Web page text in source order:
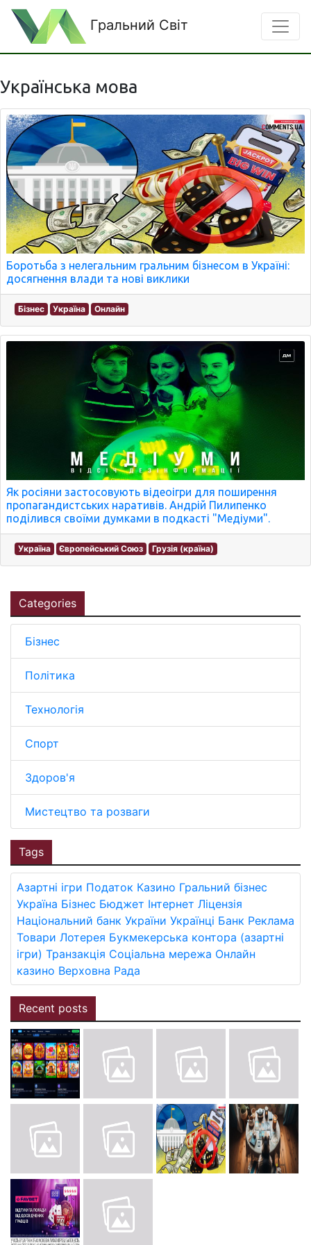
Гральний Світ
Українська мова
Боротьба з нелегальним гральним бізнесом в Україні:
досягнення влади та нові виклики
Бізнес Україна Онлайн
Як росіяни застосовують відеоігри для поширення
пропагандистських наративів. Андрій Пилипенко
поділився своїми думками в подкасті "Медіуми".
Україна Європейський Союз Грузія (країна)
Categories
Бізнес
Політика
Технологія
Спорт
Здоров'я
Мистецтво та розваги
Tags
Азартні ігри Податок Казино Гральний бізнес
Україна Бізнес Бюджет Інтернет Ліцензія
Національний банк України Українці Банк Реклама
Товари Лотерея Букмекерська контора (азартні
ігри) Транзакція Соціальна мережа Онлайн
казино Верховна Рада
Recent posts